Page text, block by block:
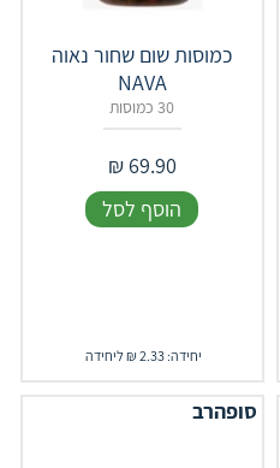
כמוסות שום שחור נאוה
NAVA
30 כמוסות
69.90
₪
הוסף לסל
יחידה: 2.33 ₪ ליחידה
סופהרב